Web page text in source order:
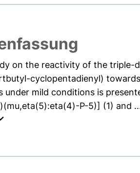
on the reactivity of the
cyclopentadienyl)
under mild conditions is
P-5)] (1) and